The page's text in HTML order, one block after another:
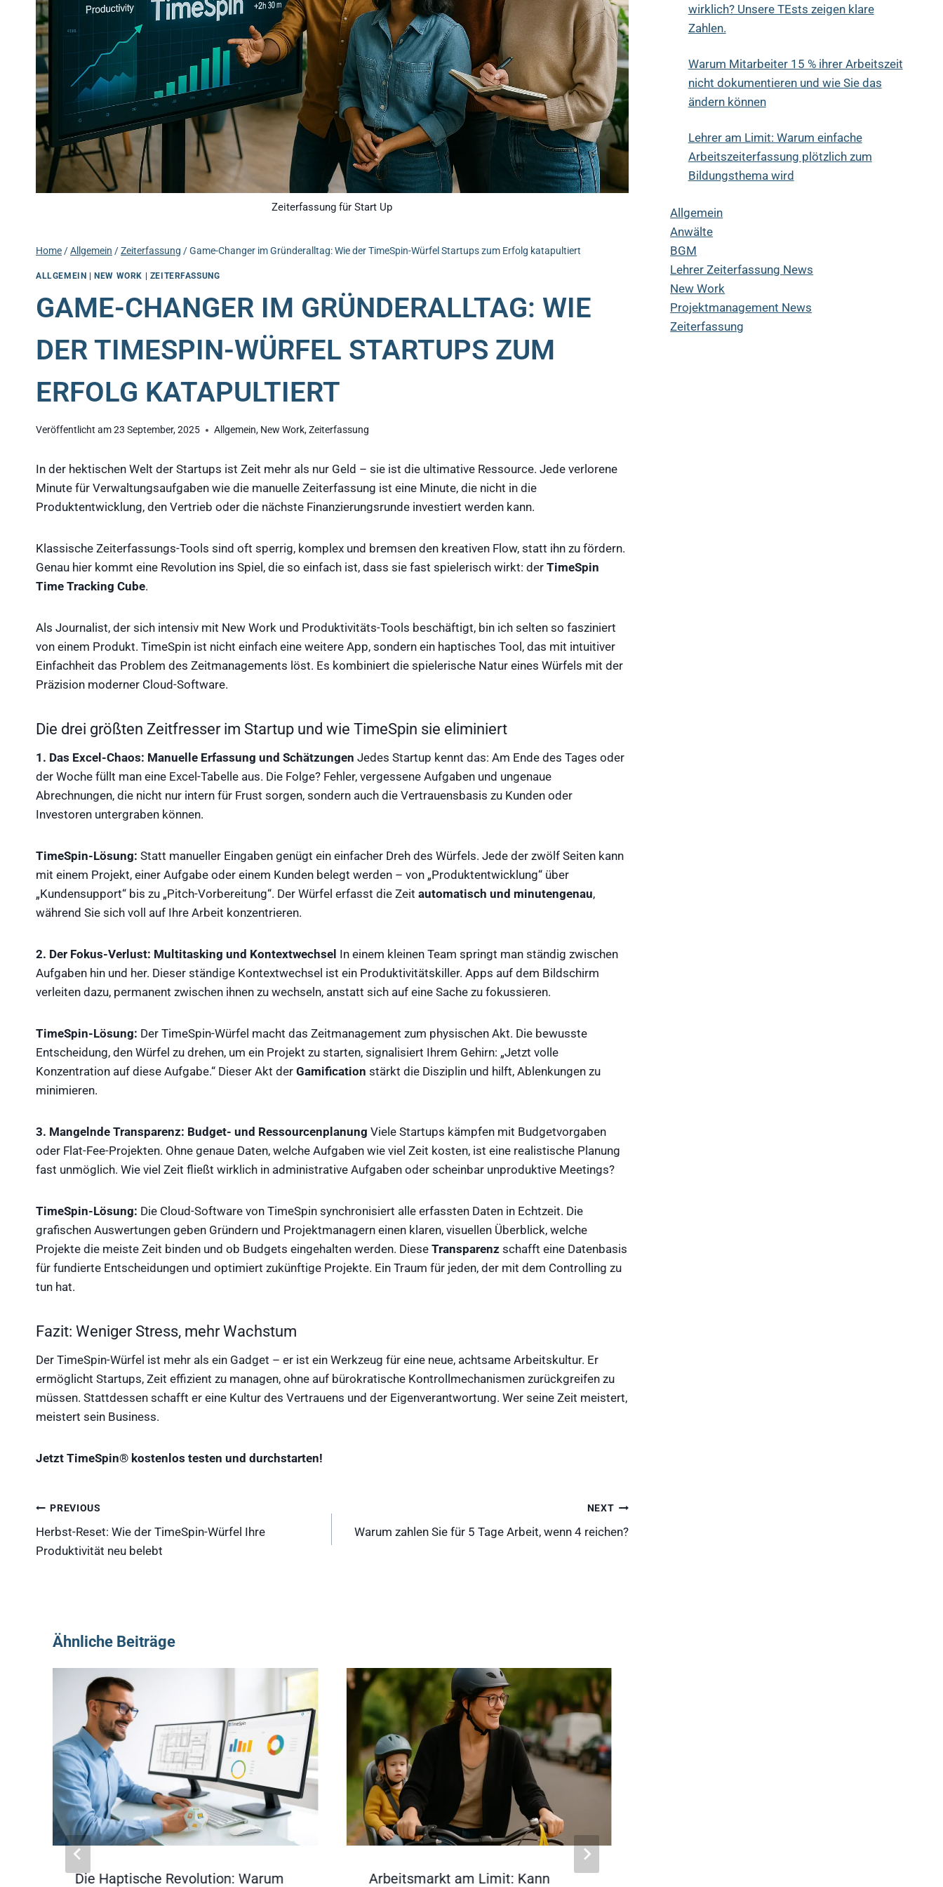
Zeiterfassung für Start Up
Home/Allgemein /Zeiterfassung /Game-Changer im Gründeralltag: Wie der TimeSpin-Würfel Startups zum Erfolg katapultiert
ALLGEMEIN |NEW WORK | ZEITERFASSUNG
GAME-CHANGER IM GRÜNDERALLTAG: WIE
DER TIMESPIN-WÜRFEL STARTUPS ZUM
ERFOLG KATAPULTIERT
Veröffentlicht am23 September, 2025 Allgemein, New Work,Zeiterfassung
In der hektischen Welt der Startups ist Zeit mehr als nur Geld – sie ist die ultimative Ressource. Jede verlorene
Minute für Verwaltungsaufgaben wie die manuelle Zeiterfassung ist eine Minute, die nicht in die
Produktentwicklung, den Vertrieb oder die nächste Finanzierungsrunde investiert werden kann.
Klassische Zeiterfassungs-Tools sind oft sperrig, komplex und bremsen den kreativen Flow, statt ihn zu fördern.
Genau hier kommt eine Revolution ins Spiel, die so einfach ist, dass sie fast spielerisch wirkt: der TimeSpin
Time Tracking Cube.
Als Journalist, der sich intensiv mit New Work und Produktivitäts-Tools beschäftigt, bin ich selten so fasziniert
von einem Produkt. TimeSpin ist nicht einfach eine weitere App, sondern ein haptisches Tool, das mit intuitiver
Einfachheit das Problem des Zeitmanagements löst. Es kombiniert die spielerische Natur eines Würfels mit der
Präzision moderner Cloud-Software.
Die drei größten Zeitfresser im Startup und wie TimeSpin sie eliminiert
1. Das Excel-Chaos: Manuelle Erfassung und Schätzungen Jedes Startup kennt das: Am Ende des Tages oder
der Woche füllt man eine Excel-Tabelle aus. Die Folge? Fehler, vergessene Aufgaben und ungenaue
Abrechnungen, die nicht nur intern für Frust sorgen, sondern auch die Vertrauensbasis zu Kunden oder
Investoren untergraben können.
TimeSpin-Lösung: Statt manueller Eingaben genügt ein einfacher Dreh des Würfels. Jede der zwölf Seiten kann
mit einem Projekt, einer Aufgabe oder einem Kunden belegt werden – von „Produktentwicklung“ über
„Kundensupport“ bis zu „Pitch-Vorbereitung“. Der Würfel erfasst die Zeit automatisch und minutengenau,
während Sie sich voll auf Ihre Arbeit konzentrieren.
2. Der Fokus-Verlust: Multitasking und Kontextwechsel In einem kleinen Team springt man ständig zwischen
Aufgaben hin und her. Dieser ständige Kontextwechsel ist ein Produktivitätskiller. Apps auf dem Bildschirm
verleiten dazu, permanent zwischen ihnen zu wechseln, anstatt sich auf eine Sache zu fokussieren.
TimeSpin-Lösung: Der TimeSpin-Würfel macht das Zeitmanagement zum physischen Akt. Die bewusste
Entscheidung, den Würfel zu drehen, um ein Projekt zu starten, signalisiert Ihrem Gehirn: „Jetzt volle
Konzentration auf diese Aufgabe.“ Dieser Akt der Gamification stärkt die Disziplin und hilft, Ablenkungen zu
minimieren.
3. Mangelnde Transparenz: Budget- und Ressourcenplanung Viele Startups kämpfen mit Budgetvorgaben
oder Flat-Fee-Projekten. Ohne genaue Daten, welche Aufgaben wie viel Zeit kosten, ist eine realistische Planung
fast unmöglich. Wie viel Zeit fließt wirklich in administrative Aufgaben oder scheinbar unproduktive Meetings?
TimeSpin-Lösung: Die Cloud-Software von TimeSpin synchronisiert alle erfassten Daten in Echtzeit. Die
grafischen Auswertungen geben Gründern und Projektmanagern einen klaren, visuellen Überblick, welche
Projekte die meiste Zeit binden und ob Budgets eingehalten werden. Diese Transparenz schafft eine Datenbasis
für fundierte Entscheidungen und optimiert zukünftige Projekte. Ein Traum für jeden, der mit dem Controlling zu
tun hat.
Fazit: Weniger Stress, mehr Wachstum
Der TimeSpin-Würfel ist mehr als ein Gadget – er ist ein Werkzeug für eine neue, achtsame Arbeitskultur. Er
ermöglicht Startups, Zeit effizient zu managen, ohne auf bürokratische Kontrollmechanismen zurückgreifen zu
müssen. Stattdessen schafft er eine Kultur des Vertrauens und der Eigenverantwortung. Wer seine Zeit meistert,
meistert sein Business.
Jetzt TimeSpin® kostenlos testen und durchstarten!
Beitragsnavigation
PREVIOUS
Herbst-Reset: Wie der TimeSpin-Würfel Ihre
Produktivität neu belebt
NEXT
Warum zahlen Sie für 5 Tage Arbeit, wenn 4 reichen?
Ähnliche Beiträge
Die Haptische Revolution: Warum
Arbeitsmarkt am Limit: Kann
wirklich? Unsere TEsts zeigen klare
Zahlen.
Warum Mitarbeiter 15 % ihrer Arbeitszeit
nicht dokumentieren und wie Sie das
ändern können
Lehrer am Limit: Warum einfache
Arbeitszeiterfassung plötzlich zum
Bildungsthema wird
Allgemein
Anwälte
BGM
Lehrer Zeiterfassung News
New Work
Projektmanagement News
Zeiterfassung